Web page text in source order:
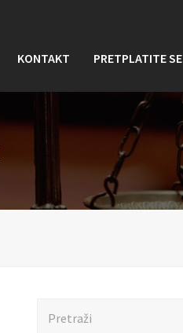
KONTAKT PRETPLATITE SE